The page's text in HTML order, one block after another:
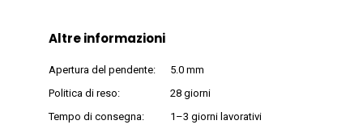
Altre informazioni
Apertura del pendente:
5.0 mm
Politica di reso:
28 giorni
Tempo di consegna:
1–3 giorni lavorativi